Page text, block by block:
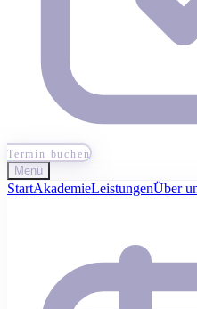
Termin buchen
Menü
StartAkademieLeistungenÜber